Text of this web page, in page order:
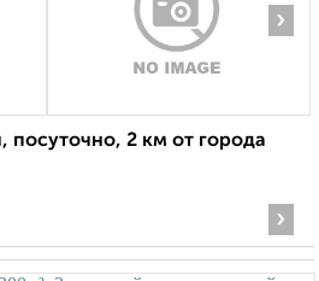
›
2 км от города
›